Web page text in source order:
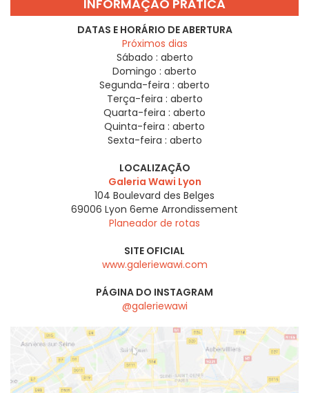
INFORMAÇÃO PRÁTICA
DATAS E HORÁRIO DE ABERTURA
Próximos dias
Sábado : aberto
Domingo : aberto
Segunda-feira : aberto
Terça-feira : aberto
Quarta-feira : aberto
Quinta-feira : aberto
Sexta-feira : aberto
LOCALIZAÇÃO
Galeria Wawi Lyon
104 Boulevard des Belges
69006 Lyon 6eme Arrondissement
Planeador de rotas
SITE OFICIAL
www.galeriewawi.com
PÁGINA DO INSTAGRAM
@galeriewawi